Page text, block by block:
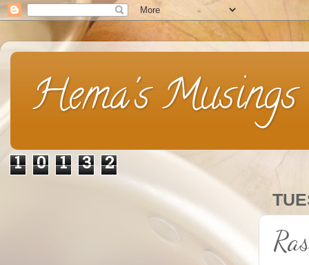
Hema's Musings
1 0 1 3 2